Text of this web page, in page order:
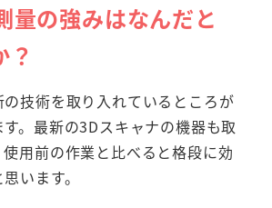
量の強みはなんだと
？
の技術を取り入れているところが
。最新の3Dスキャナの機器も取
使用前の作業と比べると格段に効
います。